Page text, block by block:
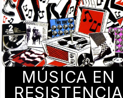
MÚSICA EN
RESISTENCIA